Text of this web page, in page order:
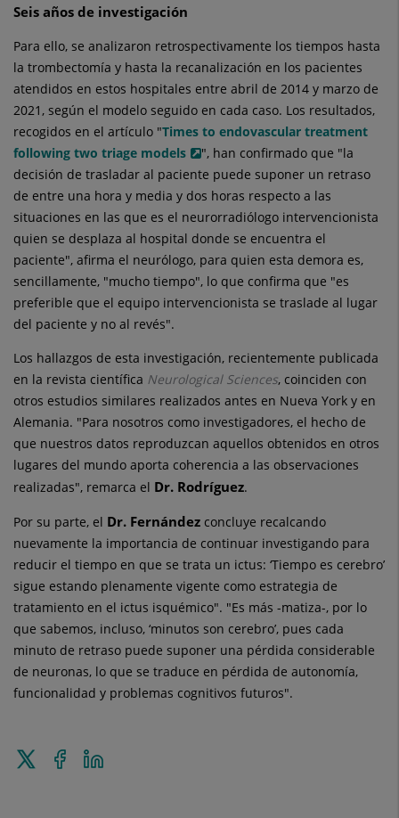
Seis años de investigación
Para ello, se analizaron retrospectivamente los tiempos hasta
la trombectomía y hasta la recanalización en los pacientes
atendidos en estos hospitales entre abril de 2014 y marzo de
2021, según el modelo seguido en cada caso. Los resultados,
recogidos en el artículo "Times to endovascular treatment
following two triage models
", han confirmado que "la
decisión de trasladar al paciente puede suponer un retraso
de entre una hora y media y dos horas respecto a las
situaciones en las que es el neurorradiólogo intervencionista
quien se desplaza al hospital donde se encuentra el
paciente", afirma el neurólogo, para quien esta demora es,
sencillamente, "mucho tiempo", lo que confirma que "es
preferible que el equipo intervencionista se traslade al lugar
del paciente y no al revés".
Los hallazgos de esta investigación, recientemente publicada
en la revista científica Neurological Sciences, coinciden con
otros estudios similares realizados antes en Nueva York y en
Alemania. "Para nosotros como investigadores, el hecho de
que nuestros datos reproduzcan aquellos obtenidos en otros
lugares del mundo aporta coherencia a las observaciones
realizadas", remarca el Dr. Rodríguez.
Por su parte, el Dr. Fernández concluye recalcando
nuevamente la importancia de continuar investigando para
reducir el tiempo en que se trata un ictus: ‘Tiempo es cerebro’
sigue estando plenamente vigente como estrategia de
tratamiento en el ictus isquémico". "Es más -matiza-, por lo
que sabemos, incluso, ‘minutos son cerebro’, pues cada
minuto de retraso puede suponer una pérdida considerable
de neuronas, lo que se traduce en pérdida de autonomía,
funcionalidad y problemas cognitivos futuros".
Enviar
Compartir